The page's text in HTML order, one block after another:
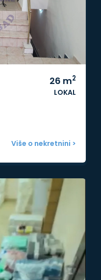
26 m2
LOKAL
Više o nekretnini >